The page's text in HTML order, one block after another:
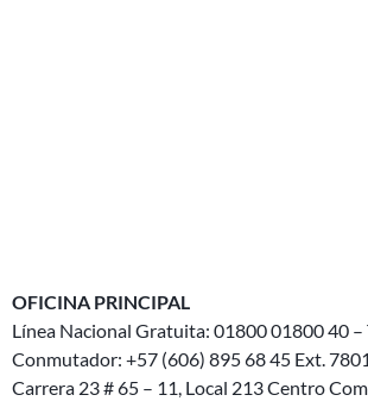
OFICINA PRINCIPAL
Línea Nacional Gratuita: 01800 01800 40 –
Conmutador: +57 (606) 895 68 45 Ext.
Carrera 23 # 65 – 11, Local 213 Centro